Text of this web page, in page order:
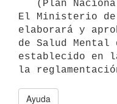
El Ministerio de
elaborará y
de Salud
establecido en
Ayuda